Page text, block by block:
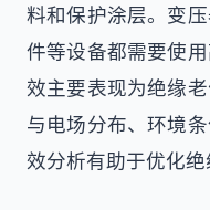
料和保护涂层。变
件等设备都需要使
效主要表现为绝缘
与电场分布、环境
效分析有助于优化绝